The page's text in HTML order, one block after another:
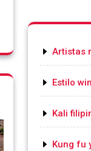
Artistas
Estilo
Kali
Kung fu